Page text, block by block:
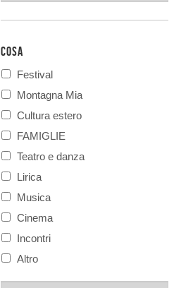
COSA
Festival
Montagna Mia
Cultura estero
FAMIGLIE
Teatro e danza
Lirica
Musica
Cinema
Incontri
Altro